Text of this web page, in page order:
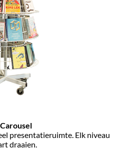
presentatieruimte. Elk niveau
draaien.